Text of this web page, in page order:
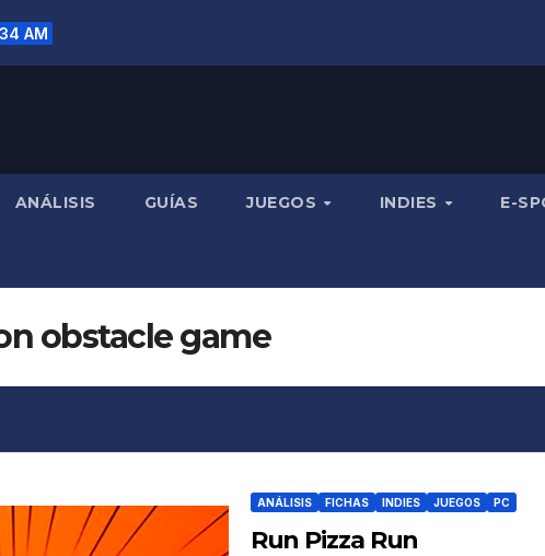
AM
ANÁLISIS GUÍAS JUEGOS INDIES E-
obstacle game
ANÁLISIS FICHAS INDIES JUEGOS PC
Run Pizza Run